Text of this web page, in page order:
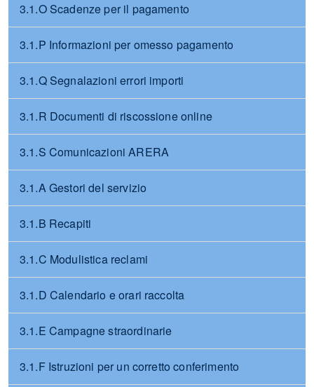
3.1.O Scadenze per il pagamento
3.1.P Informazioni per omesso pagamento
3.1.Q Segnalazioni errori importi
3.1.R Documenti di riscossione online
3.1.S Comunicazioni ARERA
3.1.A Gestori del servizio
3.1.B Recapiti
3.1.C Modulistica reclami
3.1.D Calendario e orari raccolta
3.1.E Campagne straordinarie
3.1.F Istruzioni per un corretto conferimento